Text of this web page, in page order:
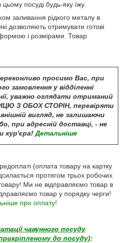
цьому посуді будь-яку їжу.
заливання рідкого металу в
дозволяють отримувати готові
і розмірами. Товар
просимо Вас, при
замовлення у відділенні
уважно оглядати отриманий
З ОБОХ СТОРІН, перевіряти
вигляд, не залишаючи
при адресній доставці, - не
кур'єра!Детальніше
(оплата товару на картку
протягом трьох робочих
Ми не відправляємо товар в
товар у порядку черги!
про оплату!
чавунного посуду
до посуду):